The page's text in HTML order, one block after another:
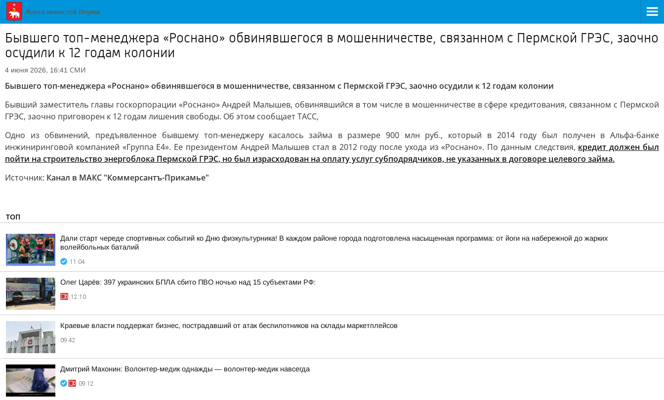
Бывшего топ-менеджера «Роснано» обвинявшегося в мошенничестве, связанном с Пермской ГРЭС, заочно
осудили к 12 годам колонии
4 июня 2026, 16:41 СМИ
Бывшего топ-менеджера «Роснано» обвинявшегося в мошенничестве, связанном с Пермской ГРЭС, заочно осудили к 12 годам колонии
Бывший заместитель главы госкорпорации «Роснано» Андрей Малышев, обвинявшийся в том числе в мошенничестве в сфере кредитования, связанном с Пермской
ГРЭС, заочно приговорен к 12 годам лишения свободы. Об этом сообщает ТАСС,
Одно из обвинений, предъявленное бывшему топ-менеджеру касалось займа в размере 900 млн руб., который в 2014 году был получен в Альфа-банке
инжиниринговой компанией «Группа Е4». Ее президентом Андрей Малышев стал в 2012 году после ухода из «Роснано». По данным следствия, кредит должен был
пойти на строительство энергоблока Пермской ГРЭС, но был израсходован на оплату услуг субподрядчиков, не указанных в договоре целевого займа.
Источник: Канал в МАКС "Коммерсантъ-Прикамье"
ТОП
Дали старт череде спортивных событий ко Дню физкультурника! В каждом районе города подготовлена насыщенная программа: от йоги на набережной до жарких
волейбольных баталий
11:04
Олег Царёв: 397 украинских БПЛА сбито ПВО ночью над 15 субъектами РФ:
12:10
Краевые власти поддержат бизнес, пострадавший от атак беспилотников на склады маркетплейсов
09:42
Дмитрий Махонин: Волонтер-медик однажды — волонтер-медик навсегда
09:12